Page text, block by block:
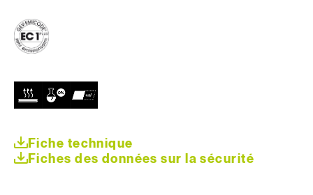
Fiche technique
Fiches des données sur la sécurité